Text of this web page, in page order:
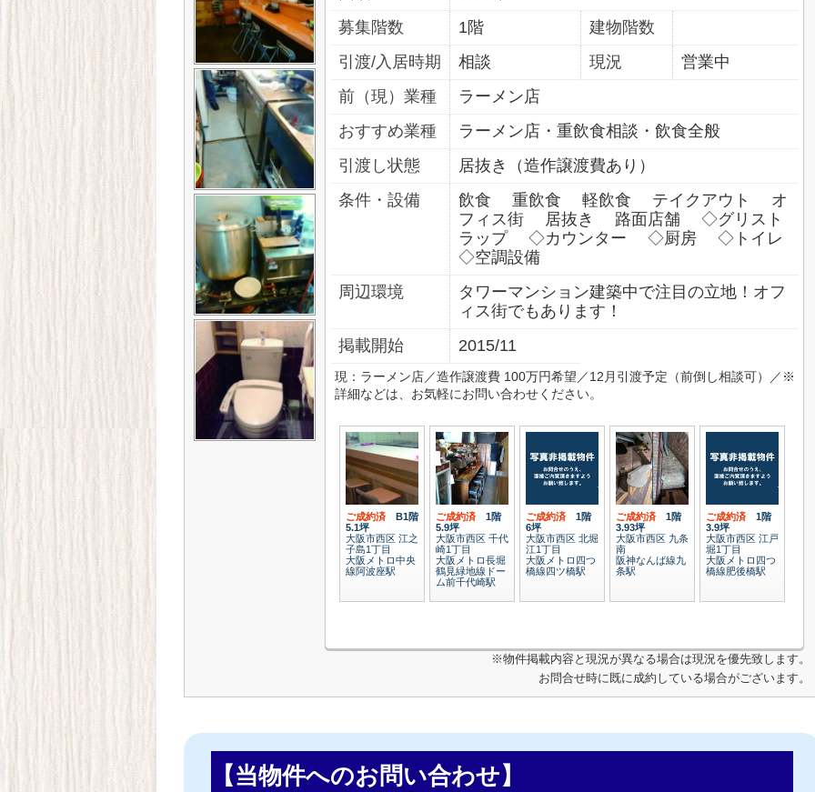
募集階数
1階
建物階数
引渡/入居時期
相談 現況
営業中
前（現）業種
ラーメン店
おすすめ業種
ラーメン店・重飲食相談・飲食全般
引渡し状態
居抜き（造作譲渡費あり）
条件・設備
飲食 重飲食 軽飲食 テイクアウト オ
フィス街 居抜き 路面店舗 ◇グリスト
ラップ ◇カウンター ◇厨房 ◇トイレ
◇空調設備
周辺環境
タワーマンション建築中で注目の立地！オフ
ィス街でもあります！
掲載開始
2015/11
現：ラーメン店／造作譲渡費 100万円希望／12月引渡予定（前倒し相談可）／※
詳細などは、お気軽にお問い合わせください。
ご成約済 B1階
5.1坪
大阪市西区 江之
子島1丁目
大阪メトロ中央
線阿波座駅
ご成約済 1階
5.9坪
大阪市西区 千代
崎1丁目
大阪メトロ長堀
鶴見緑地線ドー
ム前千代崎駅
ご成約済 1階
6坪
大阪市西区 北堀
江1丁目
大阪メトロ四つ
橋線四ツ橋駅
ご成約済 1階
3.93坪
大阪市西区 九条
南
阪神なんば線九
条駅
ご成約済 1階
3.9坪
大阪市西区 江戸
堀1丁目
大阪メトロ四つ
橋線肥後橋駅
※物件掲載内容と現況が異なる場合は現況を優先致します。
お問合せ時に既に成約している場合がございます。
【当物件へのお問い合わせ】